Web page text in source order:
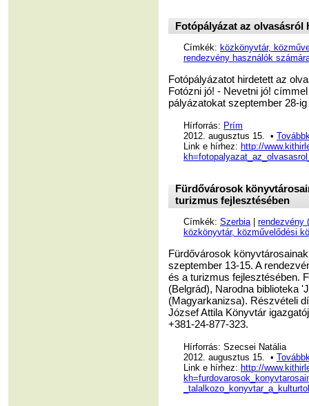
Fotópályázat az olvasásról
Címkék: közkönyvtár,
rendezvény használók
Fotópályázatot hirdetett az
Fotózni jó! - Nevetni jó!
pályázatokat szeptember 28-
Hírforrás: Prím
2012. augusztus 15. •
Link e hírhez: http://
Fürdővárosok
turizmus fejlesztésében
Címkék: Szerbia| rendezvény
közkönyvtár, közművelődési
Fürdővárosok
szeptember 13-15. A
és a turizmus fejlesztésében.
(Belgrád), Narodna biblioteka
(Magyarkanizsa). Részvételi
József Attila Könyvtár
+381-24-877-323.
Hírforrás: Szecsei Natália
2012. augusztus 15. •
Link e hírhez: http://